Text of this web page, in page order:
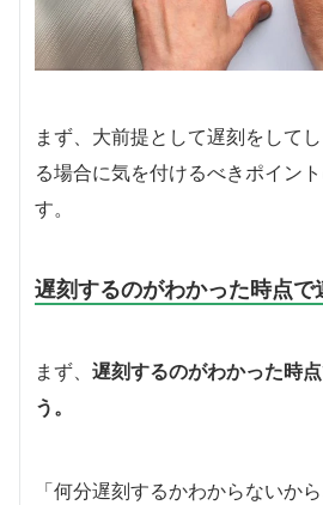
まず、大前提として遅刻をして
る場合に気を付けるべきポイン
す。
遅刻するのがわかった時点で
まず、 遅刻するのがわかった時
う。
「何分遅刻するかわからないか